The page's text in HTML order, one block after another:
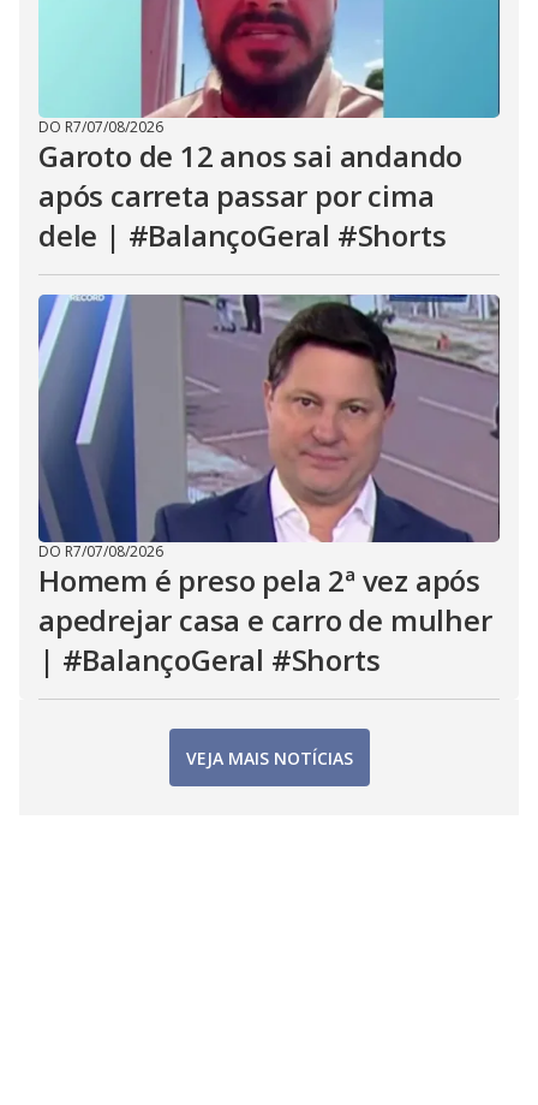
DO R7/07/08/2026
Garoto de 12 anos sai andando
após carreta passar por cima
dele | #BalançoGeral #Shorts
DO R7/07/08/2026
Homem é preso pela 2ª vez após
apedrejar casa e carro de mulher
| #BalançoGeral #Shorts
VEJA MAIS NOTÍCIAS